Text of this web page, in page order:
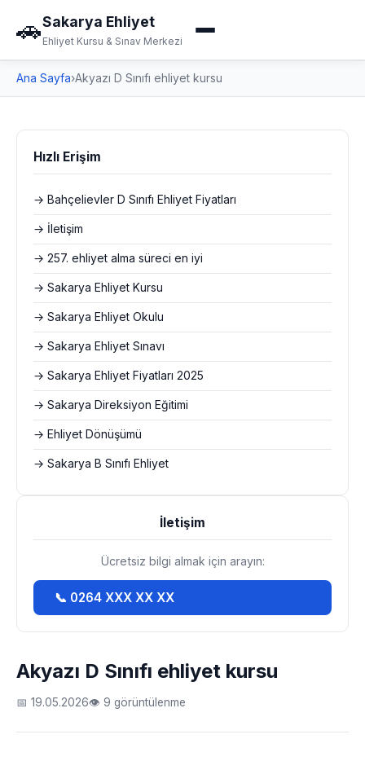
🚗Sakarya Ehliyet
Ehliyet Kursu & Sınav Merkezi
Ana Sayfa›Akyazı D Sınıfı ehliyet kursu
Akyazı D Sınıfı ehliyet kursu
📅 19.05.2026👁 9 görüntülenme
Hızlı Erişim
→ Bahçelievler D Sınıfı Ehliyet Fiyatları
→ İletişim
→ 257. ehliyet alma süreci en iyi
→ Sakarya Ehliyet Kursu
→ Sakarya Ehliyet Okulu
→ Sakarya Ehliyet Sınavı
→ Sakarya Ehliyet Fiyatları 2025
→ Sakarya Direksiyon Eğitimi
→ Ehliyet Dönüşümü
→ Sakarya B Sınıfı Ehliyet
İletişim
Ücretsiz bilgi almak için arayın:
📞 0264 XXX XX XX